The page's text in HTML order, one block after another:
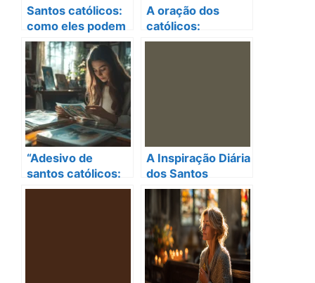
Santos católicos:
como eles podem
transformar sua
vida hoje
A oração dos
católicos:
Transforme sua fé
“Adesivo de
santos católicos:
como escolher o
A Inspiração Diária
dos Santos
Católicos em
Nossa Vida